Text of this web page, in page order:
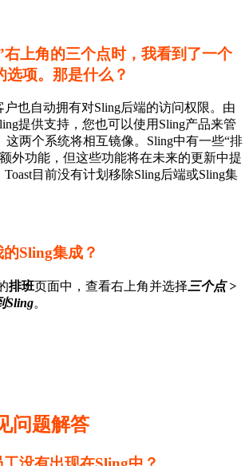
右上角的三个点时，我看到了一个
选项。那是什么？
户也自动拥有对Sling后端的访问权限。由
提供支持，您也可以使用Sling产品来管
这两个系统将相互镜像。Sling中有一些“排
外功能，但这些功能将在未来的更新中提
Toast目前没有计划移除Sling后端或Sling集
Sling集成？
排班页面中，查看右上角并选择 三个点 >
Sling。
问题解答